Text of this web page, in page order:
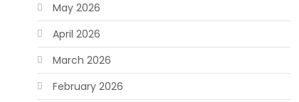
May 2026
April 2026
March 2026
February 2026